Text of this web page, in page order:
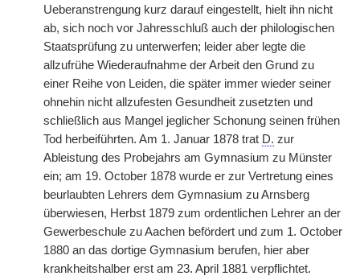
Ueberanstrengung kurz darauf eingestellt, hielt ihn nicht
ab, sich noch vor Jahresschluß auch der philologischen
Staatsprüfung zu unterwerfen; leider aber legte die
allzufrühe Wiederaufnahme der Arbeit den Grund zu
einer Reihe von Leiden, die später immer wieder seiner
ohnehin nicht allzufesten Gesundheit zusetzten und
schließlich aus Mangel jeglicher Schonung seinen frühen
Tod herbeiführten. Am 1. Januar 1878 trat D. zur
Ableistung des Probejahrs am Gymnasium zu Münster
ein; am 19. October 1878 wurde er zur Vertretung eines
beurlaubten Lehrers dem Gymnasium zu Arnsberg
überwiesen, Herbst 1879 zum ordentlichen Lehrer an der
Gewerbeschule zu Aachen befördert und zum 1. October
1880 an das dortige Gymnasium berufen, hier aber
krankheitshalber erst am 23. April 1881 verpflichtet.